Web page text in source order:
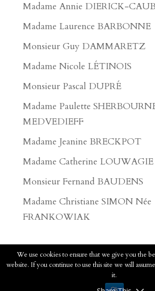
Madame Annie DIERICK-
Madame Laurence BARBONNE
Monsieur Guy DAMMARETZ
Madame Nicole LÉTINOIS
Monsieur Pascal DUPRÉ
Madame Paulette
MEDVEDIEFF
Madame Jeanine BRECKPOT
Madame Catherine LOUWAGIE
Monsieur Fernand BAUDENS
Madame Christiane SIMON Née
FRANKOWIAK
2020 - Pompes Funèbres
Voir les
We use cookies to ensure that we give you the
website. If you continue to use this site we will
it.
Ok